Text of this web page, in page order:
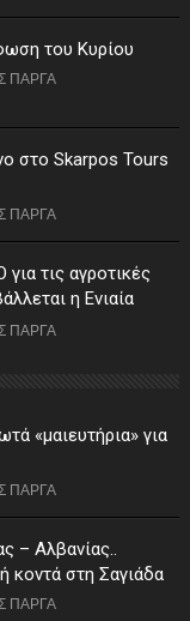
του Κυρίου
ΠΑΡΓΑ
στο Skarpos Tours
ΠΑΡΓΑ
τις αγροτικές
η Ενιαία
ΠΑΡΓΑ
«μαιευτήρια» για
ΠΑΡΓΑ
– Αλβανίας..
κοντά στη Σαγιάδα
ΠΑΡΓΑ